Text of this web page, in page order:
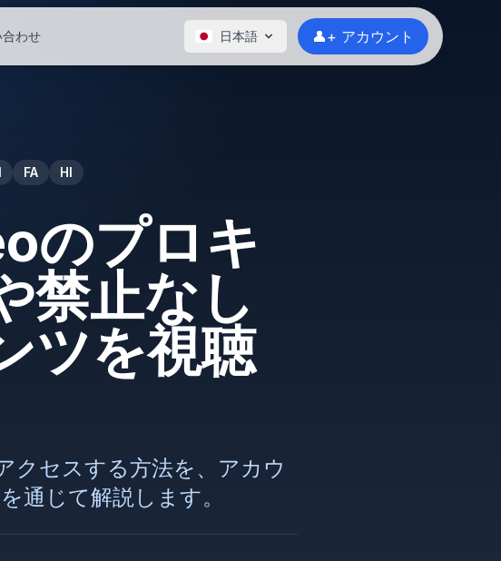
合わせ 日本語 👤+ アカウント
FA HI
のプロキ
禁止なし
ツを視聴
クセスする方法を、アカウ
通じて解説します。